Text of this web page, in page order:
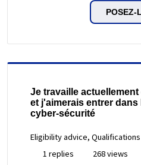
POSEZ-
Je travaille
et j'aimerais entrer dans
cyber-sécurité
Eligibility advice, Qualifications
1 replies
268 views